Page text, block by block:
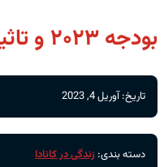
بودجه ۲۰۲۳ و تاثیر آن بر مهاجرت کانادا
تاریخ: آوریل 4, 2023
دسته بندی: زندگی در کانادا